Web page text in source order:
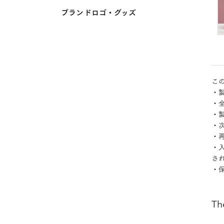
こ
・
・
・
・
・
・
さ
・
ブランドロゴ・グッズ